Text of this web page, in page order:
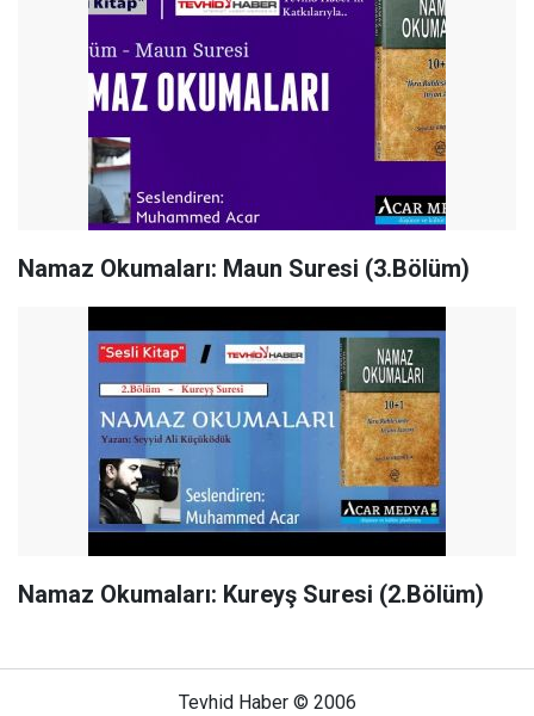
Namaz Okumaları: Maun Suresi (3.Bölüm)
Namaz Okumaları: Kureyş Suresi (2.Bölüm)
Tevhid Haber © 2006